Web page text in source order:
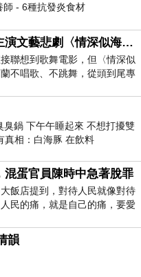
師 - 6種抗發炎食材
photo/?fbid=147
AI27歲的葛蘭主演文藝悲劇〈情深似海〉 #戀上老電影 #葛蘭 #粟子
聯想到歌舞電影，但〈情深似
不唱歌、不跳舞，從頭到尾專
經常工作超過12個鐘
鍋 下午午睡起來 不想打擾雙
真相：白海豚 在飲料
混蛋官員陳時中急著脫罪
飯店提到，對待人民就像對待
民的痛，就是自己的痛，要愛
聽，實際上根本沒做
韻